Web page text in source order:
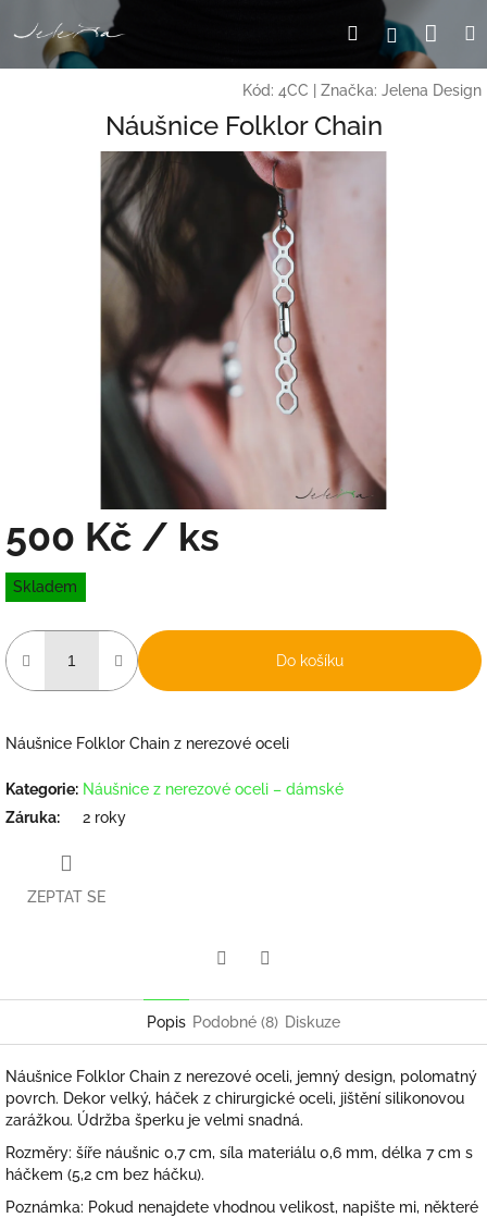
na
HledatPřihlášení
Kód: 4CC Značka: Jelena Design
Náušnice Folklor Chain
500 Kč / ks
Měrná
cena:
Skladem
Do košíku
Náušnice Folklor Chain z nerezové oceli
Kategorie: Náušnice z nerezové oceli – dámské
Záruka: 2 roky
ZEPTAT SE
Popis Podobné (8) Diskuze
Náušnice Folklor Chain z nerezové oceli, jemný design, polomatný
povrch. Dekor velký, háček z chirurgické oceli, jištění silikonovou
zarážkou. Údržba šperku je velmi snadná.
Rozměry: šíře náušnic 0,7 cm, síla materiálu 0,6 mm, délka 7 cm s
háčkem (5,2 cm bez háčku).
Poznámka: Pokud nenajdete vhodnou velikost, napište mi, některé